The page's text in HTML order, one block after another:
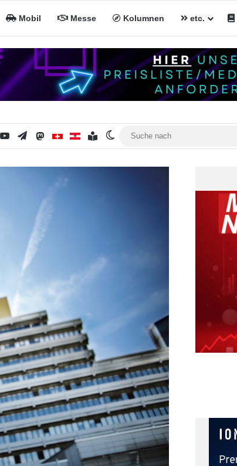
Mobil Messe Kolumnen etc.
YouTubeTelegramMastodonMiNa CHMiNa AT
Inhaltsverzeichnis
Skin umschalten